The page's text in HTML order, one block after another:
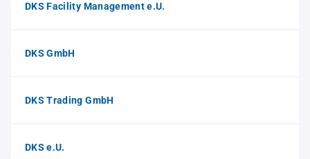
DKS Facility Management e.U.
DKS GmbH
DKS Trading GmbH
DKS e.U.